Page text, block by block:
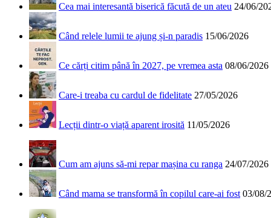
Cea mai interesantă biserică făcută de un ateu 24/06/
Când relele lumii te ajung și-n paradis 15/06/2026
Ce cărți citim până în 2027, pe vremea asta 08/06/2026
Care-i treaba cu cardul de fidelitate 27/05/2026
Lecții dintr-o viață aparent irosită 11/05/2026
Cum am ajuns să-mi repar mașina cu ranga 24/07/2026
Când mama se transformă în copilul care-ai fost 03/08/